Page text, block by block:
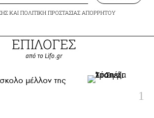
ΚΑΙ ΠΟΛΙΤΙΚΗ ΠΡΟΣΤΑΣΙΑΣ ΑΠΟΡΡΗΤΟΥ
ΕΠΙΛΟΓΕΣ
από το Lifo.gr
μέλλον της